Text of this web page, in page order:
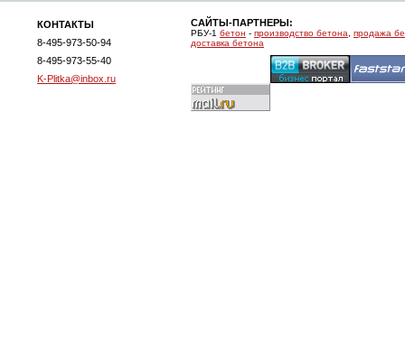
КОНТАКТЫ
8-495-973-50-94
8-495-973-55-40
K-Plitka@inbox.ru
САЙТЫ-ПАРТНЕРЫ:
РБУ-1 бетон - производство бетона
продажа
доставка бетона